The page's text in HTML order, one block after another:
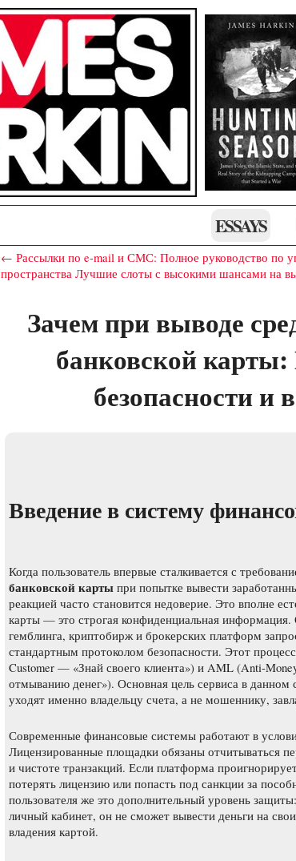
ESSAYS
← Рассылки по e-mail и СМС: Полное руководство по
пространства Лучшие слоты с высокими шансами на
Зачем при выводе
банковской
безопасности и
Введение в систему
Когда пользователь впервые сталкивается с
банковской карты при попытке вывести
реакцией часто становится недоверие. Это вполне
карты — это строгая конфиденциальная
гемблинга, криптобирж и брокерских платформ
стандартным протоколом безопасности. Этот
Customer — «Знай своего клиента») и AML (Anti-
отмыванию денег»). Основная цель сервиса в данном
уходят именно владельцу счета, а не мошеннику,
Современные финансовые системы работают в
Лицензированные площадки обязаны отчитываться
и чистоте транзакций. Если платформа
потерять лицензию или попасть под санкции за
пользователя же это дополнительный уровень
личный кабинет, он не сможет вывести деньги на
владения картой.